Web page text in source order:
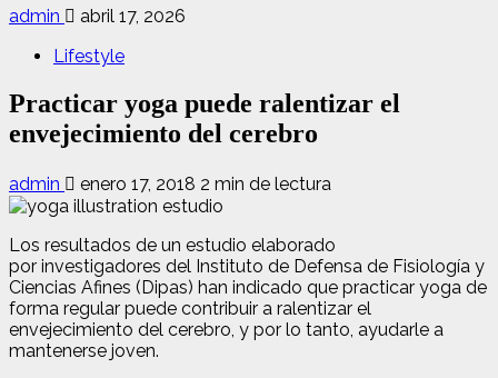
admin
abril 17, 2026
Lifestyle
Practicar yoga puede ralentizar el
envejecimiento del cerebro
admin enero 17, 2018 2 min de lectura
Los resultados de un estudio elaborado
por investigadores del Instituto de Defensa de Fisiología y
Ciencias Afines (Dipas) han indicado que practicar yoga de
forma regular puede contribuir a ralentizar el
envejecimiento del cerebro, y por lo tanto, ayudarle a
mantenerse joven.